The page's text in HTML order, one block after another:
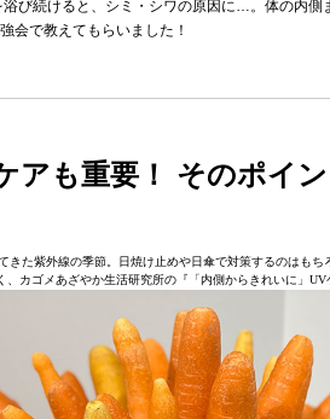
び続けると、シミ・シワの原因に…。体の内
会で教えてもらいました！
アも重要！ そのポイ
きた紫外線の季節。日焼け止めや日傘で対策するのはも
、カゴメあざやか生活研究所の『「内側からきれいに」UV